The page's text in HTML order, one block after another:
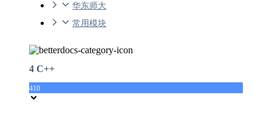
华东师大
常用模块
4 C++
410